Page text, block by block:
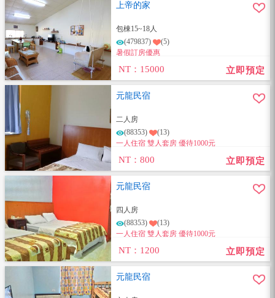
上帝的家
包棟15~18人
(479837)
(5)
暑假訂房優惠
NT：15000 立即預定
元龍民宿
二人房
(88353)
(13)
一人住宿 雙人套房 優待1000元
NT：800 立即預定
元龍民宿
四人房
(88353)
(13)
一人住宿 雙人套房 優待1000元
NT：1200 立即預定
元龍民宿